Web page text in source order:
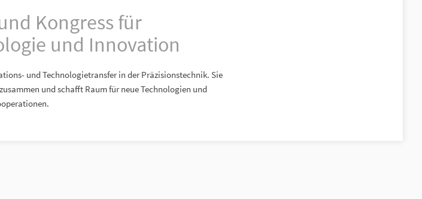
Kongress für
und Innovation
und Technologietransfer in der Präzisionstechnik. Sie
und schafft Raum für neue Technologien und